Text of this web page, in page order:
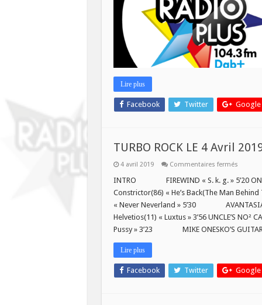
de
Bruay-
La-
Buissière
Lire plus
Facebook Twitter Google
TURBO ROCK LE 4 Avril
4 avril 2019 Commentaires ferméssur
ROCK
4
Avril
2019
INTRO FIREWIND « S. k. g. » 5’20
Constrictor(86) « He’s Back(The Man
« Never Neverland » 5’30
Helvetios(11) « Luxtus » 3’56 UNCLE’S
Pussy » 3’23 MIKE ONESKO’S GUITAR
Lire plus
Facebook Twitter Google